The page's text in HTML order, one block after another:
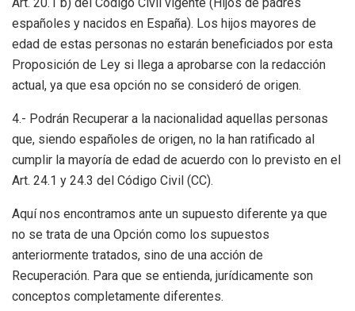
españoles y nacidos en España). Los hijos mayores de
edad de estas personas no estarán beneficiados por esta
Proposición de Ley si llega a aprobarse con la redacción
actual, ya que esa opción no se consideró de origen.
4.- Podrán Recuperar a la nacionalidad aquellas personas
que, siendo españoles de origen, no la han ratificado al
cumplir la mayoría de edad de acuerdo con lo previsto en el
Art. 24.1 y 24.3 del Código Civil (CC).
Aquí nos encontramos ante un supuesto diferente ya que
no se trata de una Opción como los supuestos
anteriormente tratados, sino de una acción de
Recuperación. Para que se entienda, jurídicamente son
conceptos completamente diferentes.